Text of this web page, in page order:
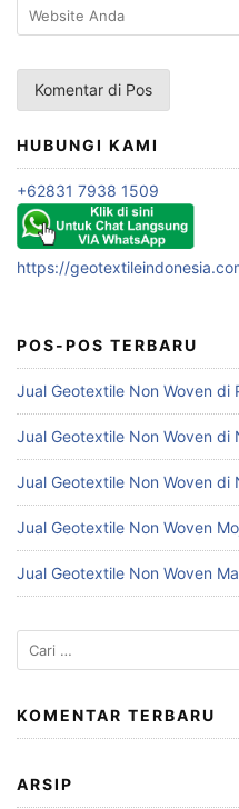
HUBUNGI KAMI
+62831 7938 1509
https://
POS-POS TERBARU
Jual Geotextile Non Woven di
Jual Geotextile Non Woven di
Jual Geotextile Non Woven di
Jual Geotextile Non Woven
Jual Geotextile Non Woven
Cari
untuk:
KOMENTAR TERBARU
ARSIP